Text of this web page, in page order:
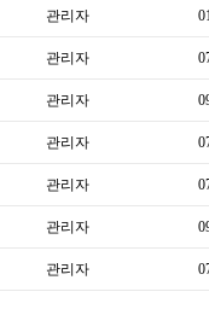
관리자
관리자
관리자
관리자
관리자
관리자
관리자